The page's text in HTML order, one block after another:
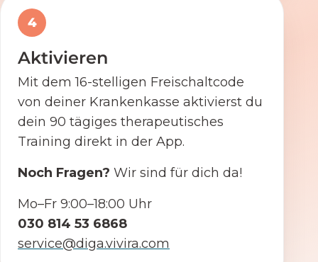
4
Aktivieren
Mit dem 16-stelligen Freischaltcode
von deiner Krankenkasse aktivierst du
dein 90 tägiges therapeutisches
Training direkt in der App.
Noch Fragen? Wir sind für dich da!
Mo–Fr 9:00–18:00 Uhr
030 814 53 6868
service@diga.vivira.com